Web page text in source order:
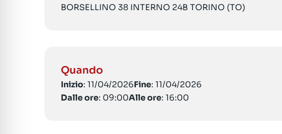
BORSELLINO 38 INTERNO 24B TORINO (TO)
Quando
Inizio: 11/04/2026Fine: 11/04/2026
Dalle ore: 09:00Alle ore: 16:00